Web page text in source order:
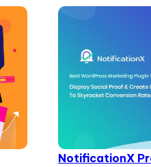
NotificationX